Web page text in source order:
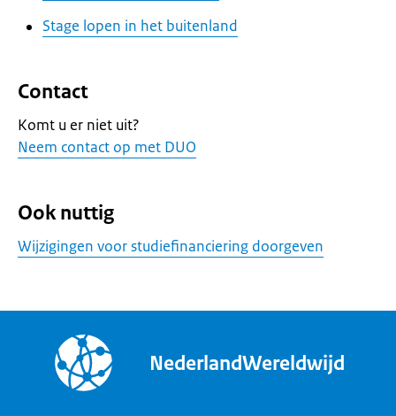
Stage lopen in het buitenland
Contact
Komt u er niet uit?
Neem contact op met DUO
Ook nuttig
Wijzigingen voor studiefinanciering doorgeven
NederlandWereldwijd